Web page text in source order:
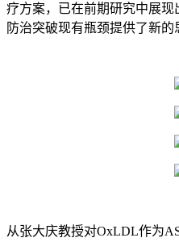
疗方案，已在前期研究中展
防治突破现有瓶颈提供了新的
从张大庆教授对OxLDL作为